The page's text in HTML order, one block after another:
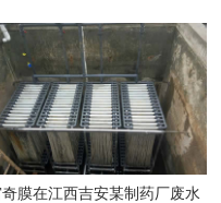
膜在江西吉安某制药厂废水